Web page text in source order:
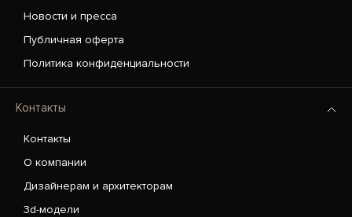
Новости и пресса
Публичная оферта
Политика конфиденциальности
Контакты
Контакты
О компании
Дизайнерам и архитекторам
3d-модели